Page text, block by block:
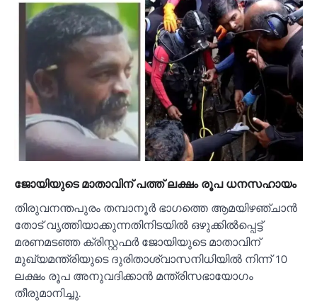
ജോയിയുടെ മാതാവിന് പത്ത് ലക്ഷം രൂപ ധനസഹായം
തിരുവനന്തപുരം തമ്പാനൂർ ഭാഗത്തെ ആമയിഴഞ്ചാൻ
തോട് വൃത്തിയാക്കുന്നതിനിടയിൽ ഒഴുക്കിൽപ്പെട്ട്
മരണമടഞ്ഞ ക്രിസ്റ്റഫർ ജോയിയുടെ മാതാവിന്
മുഖ്യമന്ത്രിയുടെ ദുരിതാശ്വാസനിധിയിൽ നിന്ന് 10
ലക്ഷം രൂപ അനുവദിക്കാൻ മന്ത്രിസഭായോഗം
തീരുമാനിച്ചു.